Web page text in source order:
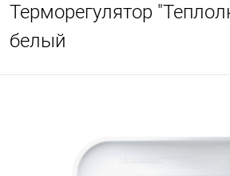
Терморегулятор
белый